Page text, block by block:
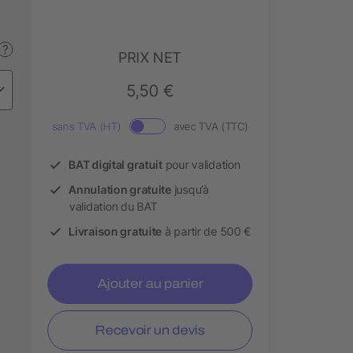
? PRIX NET
5,50 €
sans TVA (HT) avec TVA (TTC)
BAT digital gratuitpour validation
Annulation gratuitejusqu’à
validation du BAT
Livraison gratuite à partir de 500 €
Ajouter au panier
Recevoir un devis